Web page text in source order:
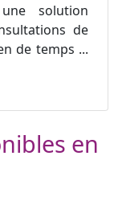
solution
de
de temps ...
en